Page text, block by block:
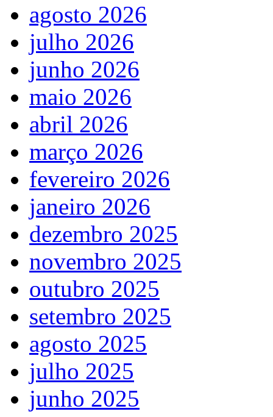
agosto 2026
julho 2026
junho 2026
maio 2026
abril 2026
março 2026
fevereiro 2026
janeiro 2026
dezembro 2025
novembro 2025
outubro 2025
setembro 2025
agosto 2025
julho 2025
junho 2025